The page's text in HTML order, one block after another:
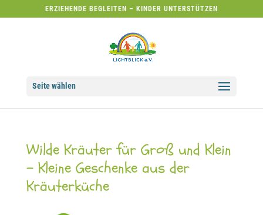
ERZIEHENDE BEGLEITEN – KINDER UNTERSTÜTZEN
Seite wählen
Wilde Kräuter für Groß und Klein
– Kleine Geschenke aus der
Kräuterküche